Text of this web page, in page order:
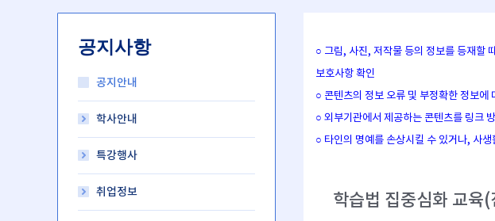
○ 그림, 사진, 저작물 등의 정보를 등재할
보호사항 확인
○ 콘텐츠의 정보 오류 및 부정확한 정보에
○ 외부기관에서 제공하는 콘텐츠를 링크
○ 타인의 명예를 손상시킬 수 있거나, 사
학습법 집중심화 교육
공지사항
공지안내
학사안내
특강행사
취업정보